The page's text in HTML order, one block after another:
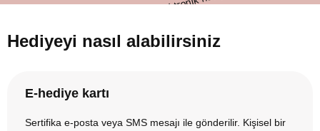
Hediyeyi nasıl alabilirsiniz
E-hediye kartı
Sertifika e-posta veya SMS mesajı ile gönderilir. Kişisel bir